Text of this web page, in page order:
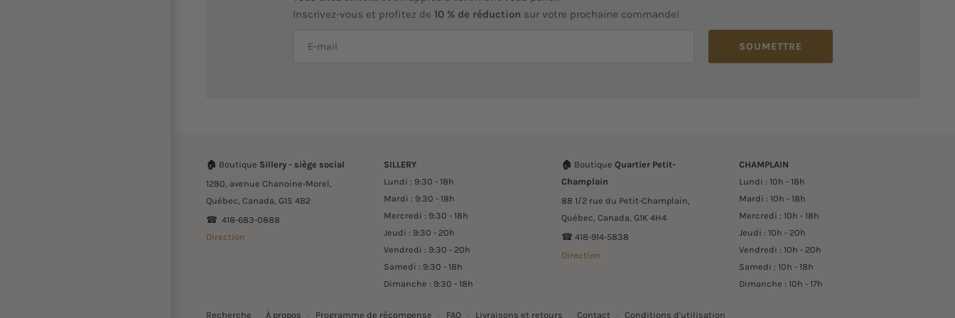
Inscrivez-vous et profitez de 10 % de réduction sur votre prochaine commande!
SOUMETTRE
🏠 Boutique Sillery - siège social
1280, avenue Chanoine-Morel,
Québec, Canada, G1S 4B2
☎︎ 418-683-0888
Direction
SILLERY
Lundi : 9:30 - 18h
Mardi : 9:30 - 18h
Mercredi : 9:30 - 18h
Jeudi : 9:30 - 20h
Vendredi : 9:30 - 20h
Samedi : 9:30 - 18h
Dimanche : 9:30 - 18h
🏠 Boutique Quartier Petit-
Champlain
88 1/2 rue du Petit-Champlain,
Québec, Canada, G1K 4H4
☎︎ 418-914-5838
Direction
CHAMPLAIN
Lundi : 10h - 18h
Mardi : 10h - 18h
Mercredi : 10h - 18h
Jeudi : 10h - 20h
Vendredi : 10h - 20h
Samedi : 10h - 18h
Dimanche : 10h - 17h
Recherche · À propos · Programme de récompense · FAQ · Livraisons et retours · Contact · Conditions d'utilisation